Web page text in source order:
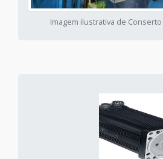
Imagem ilustrativa de